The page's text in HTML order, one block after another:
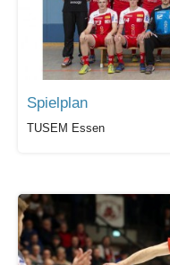
Spielplan
TUSEM Essen